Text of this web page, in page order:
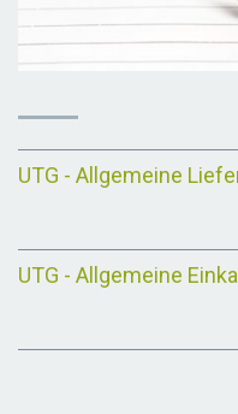
UTG - Allgemeine
UTG - Allgemeine